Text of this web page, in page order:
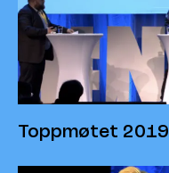
Toppmøtet 2019